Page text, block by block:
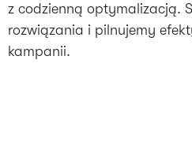
z codzienną optymalizacją.
rozwiązania i pilnujemy
kampanii.